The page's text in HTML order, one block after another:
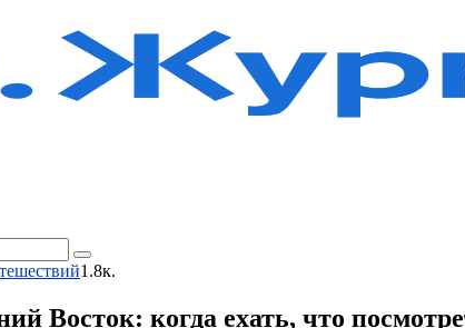
1.8к.
Восток: когда ехать, что